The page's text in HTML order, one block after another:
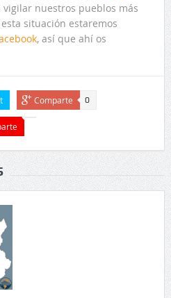
nuestros pueblos más
situación estaremos
, así que ahí os
Comparte 0